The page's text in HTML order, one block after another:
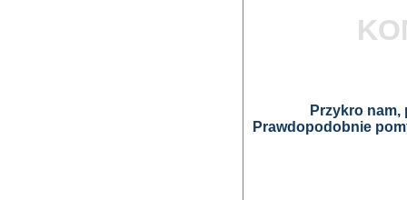
Przykro
Prawdopodobnie